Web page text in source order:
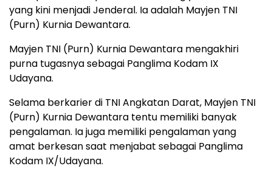
yang kini menjadi Jenderal. Ia adalah Mayjen TNI
(Purn) Kurnia Dewantara.
Mayjen TNI (Purn) Kurnia Dewantara mengakhiri
purna tugasnya sebagai Panglima Kodam IX
Udayana.⁣⁣⁣⁣⁣⁣
Selama berkarier di TNI Angkatan Darat, Mayjen TNI
(Purn) Kurnia Dewantara tentu memiliki banyak
pengalaman. Ia juga memiliki pengalaman yang
amat berkesan saat menjabat sebagai Panglima
Kodam IX/Udayana.⁣⁣⁣⁣⁣⁣